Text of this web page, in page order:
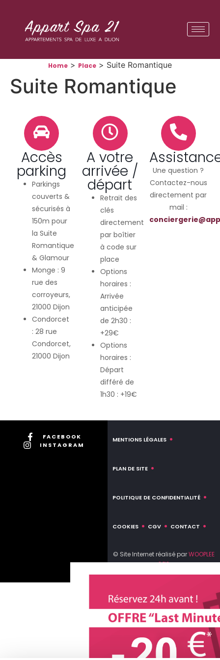
Home > Place > Suite Romantique
Suite Romantique
Accès
parking
Parkings
couverts &
sécurisés à
150m pour
la Suite
Romantique
& Glamour
Monge : 9
rue des
corroyeurs,
21000 Dijon
Condorcet
: 28 rue
Condorcet,
21000 Dijon
A votre
arrivée /
départ
Retrait des
clés
directement
par boîtier
à code sur
place
Options
horaires :
Arrivée
anticipée
de 2h30 :
+29€
Options
horaires :
Départ
différé de
1h30 : +19€
Une question ?
Contactez-nous
directement par
mail :
FACEBOOK
INSTAGRAM
MENTIONS LÉGALES
PLAN DE SITE
POLITIQUE DE CONFIDENTIALITÉ
COOKIES CGV CONTACT
© Site Internet réalisé parWOOPLEE
sas